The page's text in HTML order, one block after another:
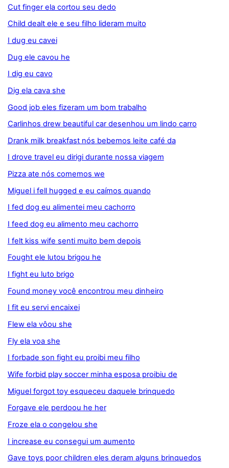
Cut finger ela cortou seu dedo
Child dealt ele e seu filho lideram muito
I dug eu cavei
Dug ele cavou he
I dig eu cavo
Dig ela cava she
Good job eles fizeram um bom trabalho
Carlinhos drew beautiful car desenhou um lindo carro
Drank milk breakfast nós bebemos leite café da
I drove travel eu dirigi durante nossa viagem
Pizza ate nós comemos we
Miguel i fell hugged e eu caímos quando
I fed dog eu alimentei meu cachorro
I feed dog eu alimento meu cachorro
I felt kiss wife senti muito bem depois
Fought ele lutou brigou he
I fight eu luto brigo
Found money você encontrou meu dinheiro
I fit eu servi encaixei
Flew ela vôou she
Fly ela voa she
I forbade son fight eu proibi meu filho
Wife forbid play soccer minha esposa proibiu de
Miguel forgot toy esqueceu daquele brinquedo
Forgave ele perdoou he her
Froze ela o congelou she
I increase eu consegui um aumento
Gave toys poor children eles deram alguns brinquedos